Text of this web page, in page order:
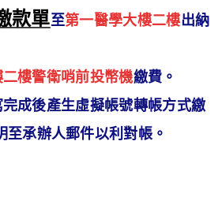
款單至第一醫學大樓二樓出納
樓警衛哨前投幣機繳費。
成後產生虛擬帳號轉帳方式繳
至承辦人郵件以利對帳。